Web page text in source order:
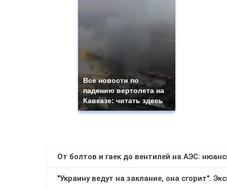
Все новости по
падению вертолета на
Кавказе: читать здесь